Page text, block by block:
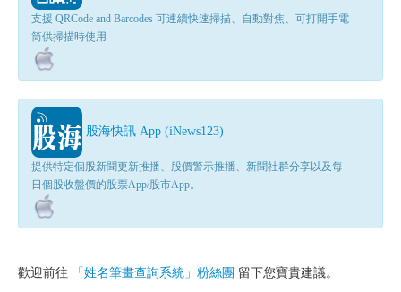
支援 QRCode and Barcodes 可連續快速掃描、自動對焦、可打開手電
筒供掃描時使用
股海快訊 App (iNews123)
提供特定個股新聞更新推播、股價警示推播、新聞社群分享以及每
日個股收盤價的股票App/股市App。
歡迎前往 「姓名筆畫查詢系統」粉絲團 留下您寶貴建議。